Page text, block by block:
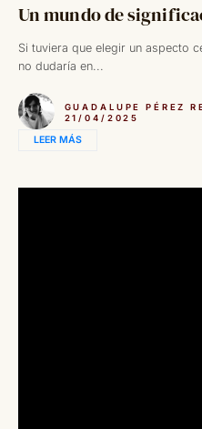
Un mundo de
Si tuviera que elegir un aspecto
no dudaría en...
GUADALUPE PÉREZ
21/04/2025
LEER MÁS